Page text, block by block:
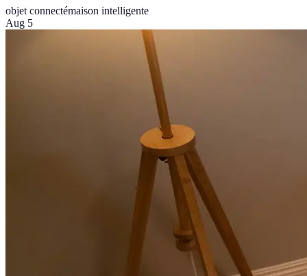
objet connectémaison intelligente
Aug 5